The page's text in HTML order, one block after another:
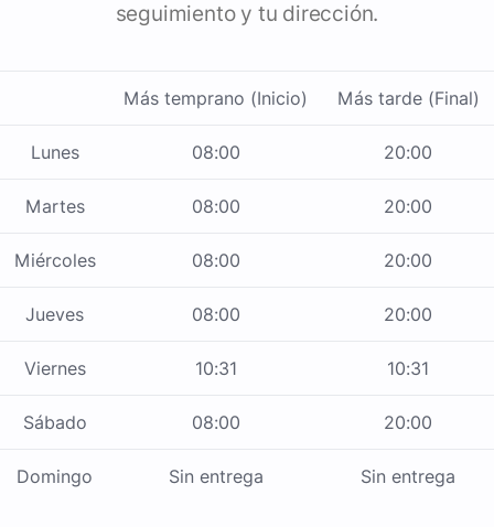
seguimiento y tu dirección.
Más temprano (Inicio) Más tarde (Final)
Lunes 08:00 20:00
Martes 08:00 20:00
Miércoles 08:00 20:00
Jueves 08:00 20:00
Viernes 10:31 10:31
Sábado 08:00 20:00
Domingo Sin entrega Sin entrega